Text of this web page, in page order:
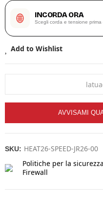
INCORDA ORA
Scegli corda e tensione prima
Add to Wishlist
AVVISAMI
SKU: HEAT26-SPEED-JR26-00
Politiche per la sicurezza
Firewall